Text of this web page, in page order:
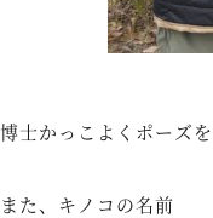
博士かっこよくポーズ
また、キノコの名前